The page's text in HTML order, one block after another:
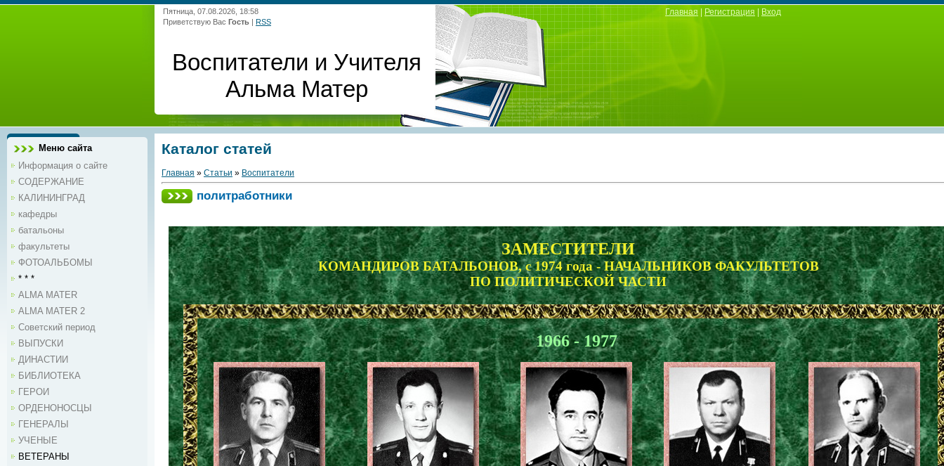
Пятница, 07.08.2026, 18:58
Приветствую Вас Гость | RSS
Воспитатели и Учителя
Альма Матер
Главная Регистрация Вход
Меню сайта
Информация о сайте
СОДЕРЖАНИЕ
КАЛИНИНГРАД
кафедры
батальоны
факультеты
ФОТОАЛЬБОМЫ
* * *
ALMA MATER
ALMA MATER 2
Советский период
ВЫПУСКИ
ДИНАСТИИ
БИБЛИОТЕКА
ГЕРОИ
ОРДЕНОНОСЦЫ
ГЕНЕРАЛЫ
УЧЕНЫЕ
ВЕТЕРАНЫ
Каталог статей
Главная » Статьи » Воспитатели
политработники
ЗАМЕСТИТЕЛИ
КОМАНДИРОВ БАТАЛЬОНОВ, с 1974 года - НАЧАЛЬНИКОВ ФАКУЛЬТЕТОВ
ПО ПОЛИТИЧЕСКОЙ ЧАСТИ
1966 - 1977